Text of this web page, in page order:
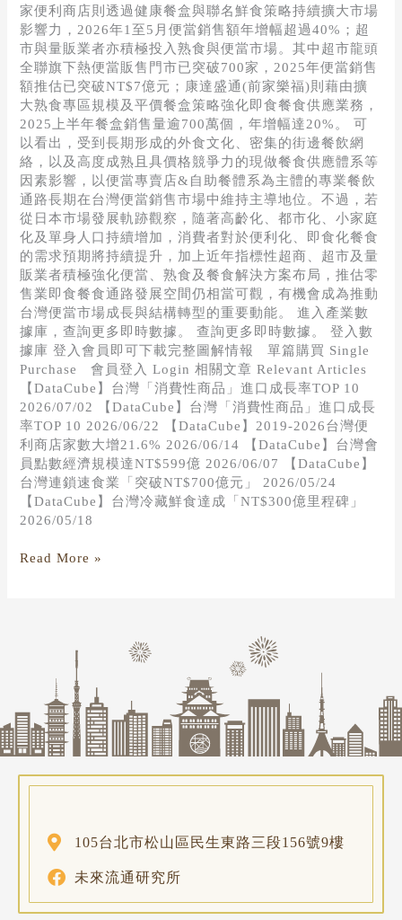
家便利商店則透過健康餐盒與聯名鮮食策略持續擴大市場
影響力，2026年1至5月便當銷售額年增幅超過40%；超
市與量販業者亦積極投入熟食與便當市場。其中超市龍頭
全聯旗下熱便當販售門市已突破700家，2025年便當銷售
額推估已突破NT$7億元；康達盛通(前家樂福)則藉由擴
大熟食專區規模及平價餐盒策略強化即食餐食供應業務，
2025上半年餐盒銷售量逾700萬個，年增幅達20%。 可
以看出，受到長期形成的外食文化、密集的街邊餐飲網
絡，以及高度成熟且具價格競爭力的現做餐食供應體系等
因素影響，以便當專賣店&自助餐體系為主體的專業餐飲
通路長期在台灣便當銷售市場中維持主導地位。不過，若
從日本市場發展軌跡觀察，隨著高齡化、都市化、小家庭
化及單身人口持續增加，消費者對於便利化、即食化餐食
的需求預期將持續提升，加上近年指標性超商、超市及量
販業者積極強化便當、熟食及餐食解決方案布局，推估零
售業即食餐食通路發展空間仍相當可觀，有機會成為推動
台灣便當市場成長與結構轉型的重要動能。 進入產業數
據庫，查詢更多即時數據。 查詢更多即時數據。 登入數
據庫 登入會員即可下載完整圖解情報 單篇購買 Single
Purchase 會員登入 Login 相關文章 Relevant Articles
【DataCube】台灣「消費性商品」進口成長率TOP 10
2026/07/02 【DataCube】台灣「消費性商品」進口成長
率TOP 10 2026/06/22 【DataCube】2019-2026台灣便
利商店家數大增21.6% 2026/06/14 【DataCube】台灣會
員點數經濟規模達NT$599億 2026/06/07 【DataCube】
台灣連鎖速食業「突破NT$700億元」 2026/05/24
【DataCube】台灣冷藏鮮食達成「NT$300億里程碑」
2026/05/18
Read More »
105台北市松山區民生東路三段156號9樓
未來流通研究所